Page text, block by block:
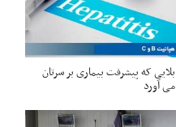
بلایی که پیشرفت بیماری بر سرتان
می آورد